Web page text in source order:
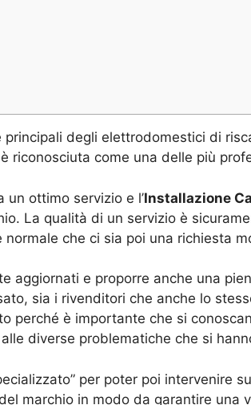
principali degli elettrodomestici di
è riconosciuta come una delle più
un ottimo servizio e l’Installazione
La qualità di un servizio è
che ci sia poi una richiesta
aggiornati e proporre anche una
sia i rivenditori che anche lo
perché è importante che si
diverse problematiche che si
per poter poi intervenire
marchio in modo da garantire una